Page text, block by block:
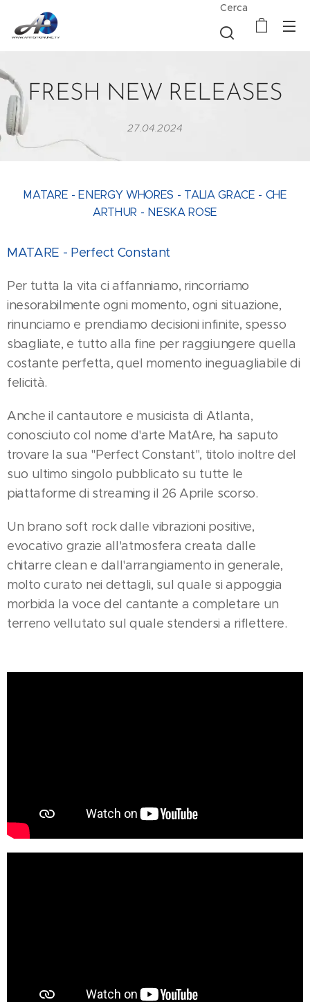
Cerca
FRESH NEW RELEASES
27.04.2024
MATARE - ENERGY WHORES - TALIA GRACE - CHE
ARTHUR - NESKA ROSE
MATARE - Perfect Constant
Per tutta la vita ci affanniamo, rincorriamo
inesorabilmente ogni momento, ogni situazione,
rinunciamo e prendiamo decisioni infinite, spesso
sbagliate, e tutto alla fine per raggiungere quella
costante perfetta, quel momento ineguagliabile di
felicità.
Anche il cantautore e musicista di Atlanta,
conosciuto col nome d'arte MatAre, ha saputo
trovare la sua "Perfect Constant", titolo inoltre del
suo ultimo singolo pubblicato su tutte le
piattaforme di streaming il 26 Aprile scorso.
Un brano soft rock dalle vibrazioni positive,
evocativo grazie all'atmosfera creata dalle
chitarre clean e dall'arrangiamento in generale,
molto curato nei dettagli, sul quale si appoggia
morbida la voce del cantante a completare un
terreno vellutato sul quale stendersi a riflettere.